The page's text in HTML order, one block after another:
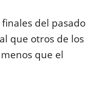
del pasado
que otros de los
que el